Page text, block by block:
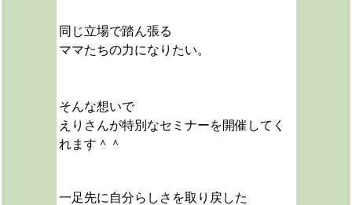
同じ立場で踏ん張る
ママたちの力になりたい。
そんな想いで
えりさんが特別なセミナーを開催してく
れます＾＾
一足先に自分らしさを取り戻した